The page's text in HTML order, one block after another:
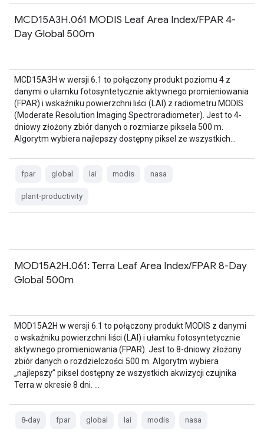
MCD15A3H.061 MODIS Leaf Area Index/FPAR 4-
Day Global 500m
MCD15A3H w wersji 6.1 to połączony produkt poziomu 4 z
danymi o ułamku fotosyntetycznie aktywnego promieniowania
(FPAR) i wskaźniku powierzchni liści (LAI) z radiometru MODIS
(Moderate Resolution Imaging Spectroradiometer). Jest to 4-
dniowy złożony zbiór danych o rozmiarze piksela 500 m.
Algorytm wybiera najlepszy dostępny piksel ze wszystkich…
fpar global lai modis nasa
plant-productivity
MOD15A2H.061: Terra Leaf Area Index/FPAR 8-Day
Global 500m
MOD15A2H w wersji 6.1 to połączony produkt MODIS z danymi
o wskaźniku powierzchni liści (LAI) i ułamku fotosyntetycznie
aktywnego promieniowania (FPAR). Jest to 8-dniowy złożony
zbiór danych o rozdzielczości 500 m. Algorytm wybiera
„najlepszy” piksel dostępny ze wszystkich akwizycji czujnika
Terra w okresie 8 dni. …
8-day fpar global lai modis nasa